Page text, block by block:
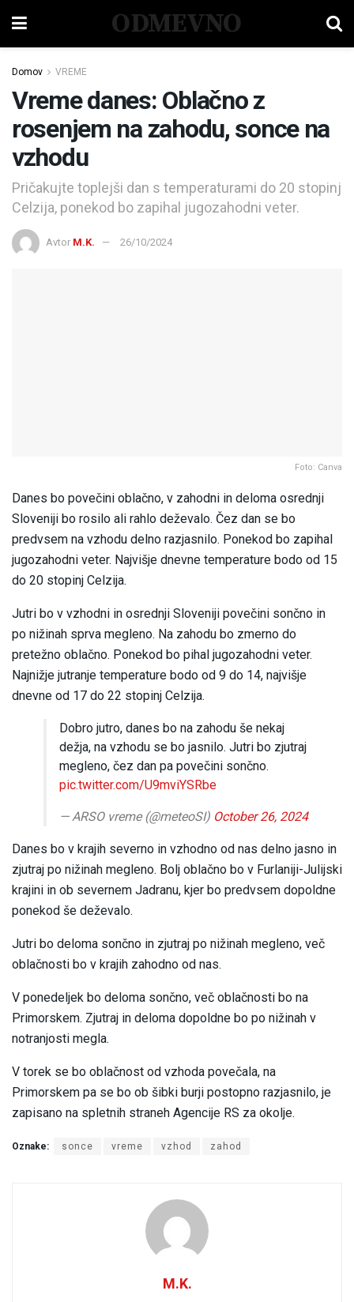
ODMEVNO
Domov VREME
Vreme danes: Oblačno z
rosenjem na zahodu, sonce na
vzhodu
Pričakujte toplejši dan s temperaturami do 20 stopinj
Celzija, ponekod bo zapihal jugozahodni veter.
Avtor M.K. 26/10/2024
Foto: Canva
Danes bo povečini oblačno, v zahodni in deloma osrednji
Sloveniji bo rosilo ali rahlo deževalo. Čez dan se bo
predvsem na vzhodu delno razjasnilo. Ponekod bo zapihal
jugozahodni veter. Najvišje dnevne temperature bodo od 15
do 20 stopinj Celzija.
Jutri bo v vzhodni in osrednji Sloveniji povečini sončno in
po nižinah sprva megleno. Na zahodu bo zmerno do
pretežno oblačno. Ponekod bo pihal jugozahodni veter.
Najnižje jutranje temperature bodo od 9 do 14, najvišje
dnevne od 17 do 22 stopinj Celzija.
Dobro jutro, danes bo na zahodu še nekaj
dežja, na vzhodu se bo jasnilo. Jutri bo zjutraj
megleno, čez dan pa povečini sončno.
pic.twitter.com/U9mviYSRbe
— ARSO vreme (@meteoSI) October 26, 2024
Danes bo v krajih severno in vzhodno od nas delno jasno in
zjutraj po nižinah megleno. Bolj oblačno bo v Furlaniji-Julijski
krajini in ob severnem Jadranu, kjer bo predvsem dopoldne
ponekod še deževalo.
Jutri bo deloma sončno in zjutraj po nižinah megleno, več
oblačnosti bo v krajih zahodno od nas.
V ponedeljek bo deloma sončno, več oblačnosti bo na
Primorskem. Zjutraj in deloma dopoldne bo po nižinah v
notranjosti megla.
V torek se bo oblačnost od vzhoda povečala, na
Primorskem pa se bo ob šibki burji postopno razjasnilo, je
zapisano na spletnih straneh Agencije RS za okolje.
Oznake: sonce vreme vzhod zahod
M.K.